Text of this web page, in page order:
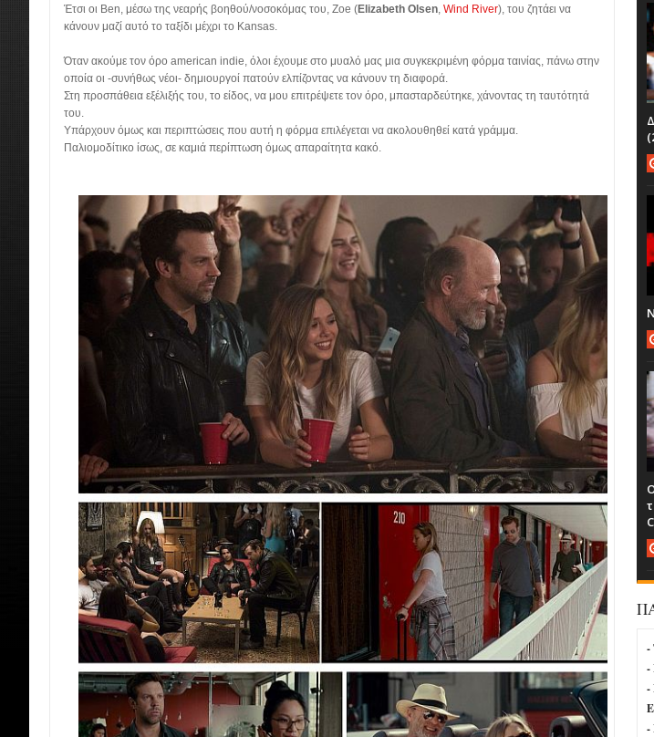
Έτσι οι Ben, μέσω της νεαρής βοηθού/νοσοκόμας του, Zoe (Elizabeth Olsen, Wind River), του ζητάει να
κάνουν μαζί αυτό το ταξίδι μέχρι το Kansas.
Όταν ακούμε τον όρο american indie, όλοι έχουμε στο μυαλό μας μια συγκεκριμένη φόρμα ταινίας, πάνω στην
οποία οι -συνήθως νέοι- δημιουργοί πατούν ελπίζοντας να κάνουν τη διαφορά.
Στη προσπάθεια εξέλιξής του, το είδος, να μου επιτρέψετε τον όρο, μπασταρδεύτηκε, χάνοντας τη ταυτότητά
του.
Υπάρχουν όμως και περιπτώσεις που αυτή η φόρμα επιλέγεται να ακολουθηθεί κατά γράμμα.
Παλιομοδίτικο ίσως, σε καμιά περίπτωση όμως απαραίτητα κακό.
-
-
-
-